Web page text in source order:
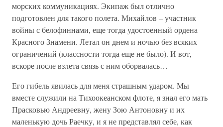
морских коммуникациях. Экипаж был отлично
подготовлен для такого полета. Михайлов – участник
войны с белофиннами, еще тогда удостоенный ордена
Красного Знамени. Летал он днем и ночью без всяких
ограничений (классности тогда еще не было). И вот,
вскоре после взлета связь с ним оборвалась…
Его гибель явилась для меня страшным ударом. Мы
вместе служили на Тихоокеанском флоте, я знал его мать
Прасковью Андреевну, жену Зою Антоновну и их
маленькую дочь Раечку, и я не представлял себе, как